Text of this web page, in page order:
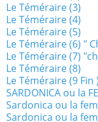
Le Téméraire (3)
Le Téméraire (4)
Le Téméraire (5)
Le Téméraire (6) "
Le Téméraire (7)
Le Téméraire (8)
Le Téméraire (9 Fin )
SARDONICA ou la
Sardonica ou la
Sardonica ou la